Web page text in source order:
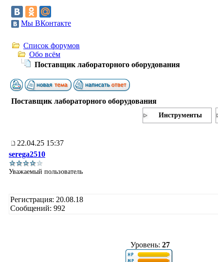
Мы ВКонтакте
Список форумов
Обо всём
Поставщик лабораторного оборудования
Поставщик лабораторного оборудования
Инструменты
22.04.25 15:37
serega2510
Уважаемый пользователь
Регистрация: 20.08.18
Сообщений: 992
Уровень: 27